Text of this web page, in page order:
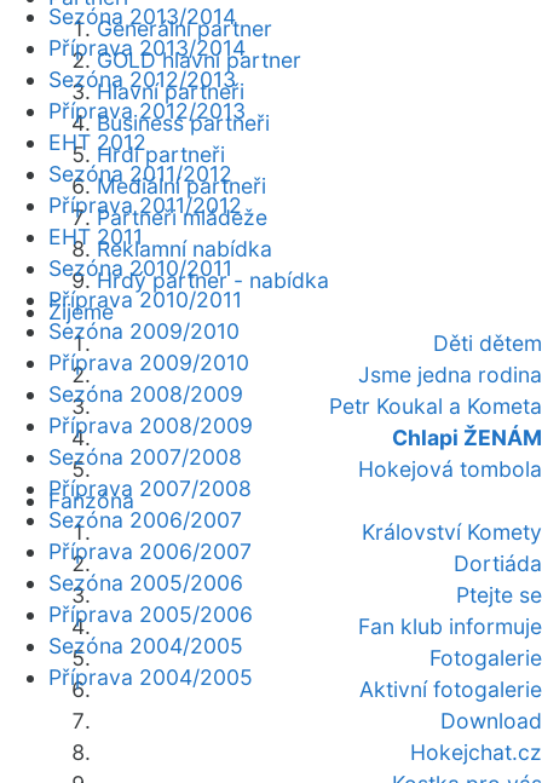
Generální partner
GOLD hlavní partner
Hlavní partneři
Business partneři
Hrdí partneři
Mediální partneři
Partneři mládeže
Reklamní nabídka
Hrdý partner - nabídka
Žijeme
Děti dětem
Jsme jedna rodina
Petr Koukal a Kometa
Chlapi ŽENÁM
Hokejová tombola
Fanzóna
Království Komety
Dortiáda
Ptejte se
Fan klub informuje
Fotogalerie
Aktivní fotogalerie
Download
Hokejchat.cz
Sezóna 2013/2014
Příprava 2013/2014
Sezóna 2012/2013
Příprava 2012/2013
EHT 2012
Sezóna 2011/2012
Příprava 2011/2012
EHT 2011
Sezóna 2010/2011
Příprava 2010/2011
Sezóna 2009/2010
Příprava 2009/2010
Sezóna 2008/2009
Příprava 2008/2009
Sezóna 2007/2008
Příprava 2007/2008
Sezóna 2006/2007
Příprava 2006/2007
Sezóna 2005/2006
Příprava 2005/2006
Sezóna 2004/2005
Příprava 2004/2005